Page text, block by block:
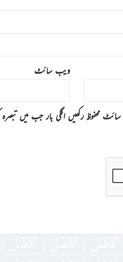
ویب‌ سائٹ
محفوظ رکھیں اگلی بار جب میں